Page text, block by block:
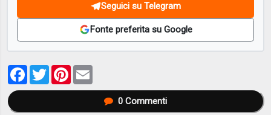
Seguici su Telegram
Fonte preferita su Google
Facebook
TwitterPinterest
0Commenti